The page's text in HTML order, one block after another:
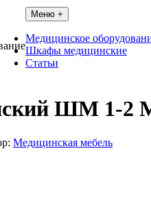
Меню +
Медицинское
Шкафы медицинские
Статьи
ШМ 1-2
Медицинская мебель